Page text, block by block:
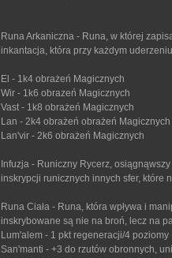
Runa Arkaniczna - Runa, w której
inkantacja, która przy każdym
El - 1k4 obrażeń Magicznych
Wir - 1k6 obrazeń Magicznych
Vast - 1k8 obrażeń Magicznych
Lan - 2k4 obrażeń obrażeń Magicznych
Lan'vir - 2k6 obrażeń Magicznych
Infuzja - Runiczny Rycerz,
inskrypcji runicznych innych sfer, które
Runa Ciała - Runa, która wpływa i
inskrybowane są nie na broń, lecz na
Lum'alem - 1 pkt regeneracji/4
San'manti - +3 do rzutów obronnych,